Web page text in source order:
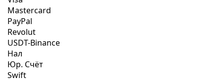
Mastercard
PayPal
Revolut
USDT-Binance
Нал
Юр. Счёт
Swift